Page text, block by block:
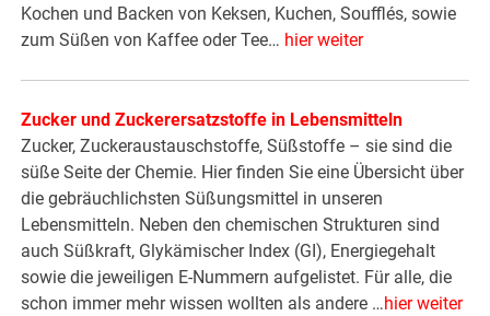
Kochen und Backen von Keksen, Kuchen, Soufflés, sowie
zum Süßen von Kaffee oder Tee… hier weiter
Zucker und Zuckerersatzstoffe in Lebensmitteln
Zucker, Zuckeraustauschstoffe, Süßstoffe – sie sind die
süße Seite der Chemie. Hier finden Sie eine Übersicht über
die gebräuchlichsten Süßungsmittel in unseren
Lebensmitteln. Neben den chemischen Strukturen sind
auch Süßkraft, Glykämischer Index (GI), Energiegehalt
sowie die jeweiligen E-Nummern aufgelistet. Für alle, die
schon immer mehr wissen wollten als andere …hier weiter